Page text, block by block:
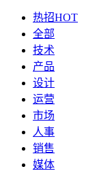
热招HOT
全部
技术
产品
设计
运营
市场
人事
销售
媒体